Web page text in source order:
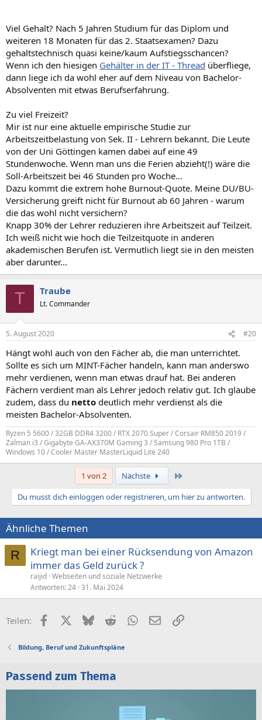
Viel Gehalt? Nach 5 Jahren Studium für das Diplom und
weiteren 18 Monaten für das 2. Staatsexamen? Dazu
gehaltstechnisch quasi keine/kaum Aufstiegsschancen?
Wenn ich den hiesigen Gehälter in der IT - Thread überfliege,
dann liege ich da wohl eher auf dem Niveau von Bachelor-
Absolventen mit etwas Berufserfahrung.
Zu viel Freizeit?
Mir ist nur eine aktuelle empirische Studie zur
Arbeitszeitbelastung von Sek. II - Lehrern bekannt. Die Leute
von der Uni Göttingen kamen dabei auf eine 49
Stundenwoche. Wenn man uns die Ferien abzieht(!) wäre die
Soll-Arbeitszeit bei 46 Stunden pro Woche...
Dazu kommt die extrem hohe Burnout-Quote. Meine DU/BU-
Versicherung greift nicht für Burnout ab 60 Jahren - warum
die das wohl nicht versichern?
Knapp 30% der Lehrer reduzieren ihre Arbeitszeit auf Teilzeit.
Ich weiß nicht wie hoch die Teilzeitquote in anderen
akademischen Berufen ist. Vermutlich liegt sie in den meisten
aber darunter...
T Traube
Lt. Commander
5. August 2020 #20
Hängt wohl auch von den Fächer ab, die man unterrichtet.
Sollte es sich um MINT-Fächer handeln, kann man anderswo
mehr verdienen, wenn man etwas drauf hat. Bei anderen
Fächern verdient man als Lehrer jedoch relativ gut. Ich glaube
zudem, dass du netto deutlich mehr verdienst als die
meisten Bachelor-Absolventen.
Ryzen 5 5600 / 32GB DDR4 3200 / RTX 2070 Super / Corsair RM850 2019 /
Zalman i3 / Gigabyte GA-AX370M Gaming 3 / Samsung 980 Pro 1TB /
Windows 10 / Cooler Master MasterLiquid Lite 240
1 von 2 Nächste
Du musst dich einloggen oder registrieren, um hier zu antworten.
Ähnliche Themen
R
Kriegt man bei einer Rücksendung von Amazon
immer das Geld zurück ?
raijid Webseiten und soziale Netzwerke
Antworten 24 31. Mai 2024
Teilen: FacebookX (Twitter)
BlueskyRedditWhatsApp
E-MailLink
Bildung, Beruf und Zukunftspläne
Passend zum Thema